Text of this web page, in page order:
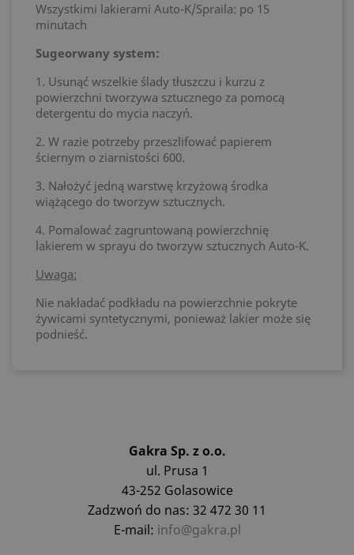
Wszystkimi lakierami Auto-K/Spraila: po 15
minutach
Sugeorwany system:
1. Usunąć wszelkie ślady tłuszczu i kurzu z
powierzchni tworzywa sztucznego za pomocą
detergentu do mycia naczyń.
2. W razie potrzeby przeszlifować papierem
ściernym o ziarnistości 600.
3. Nałożyć jedną warstwę krzyżową środka
wiążącego do tworzyw sztucznych.
4. Pomalować zagruntowaną powierzchnię
lakierem w sprayu do tworzyw sztucznych Auto-K.
Uwaga:
Nie nakładać podkładu na powierzchnie pokryte
żywicami syntetycznymi, ponieważ lakier może się
podnieść.
Gakra Sp. z o.o.
ul. Prusa 1
43-252 Golasowice
Zadzwoń do nas: 32 472 30 11
E-mail: info@gakra.pl